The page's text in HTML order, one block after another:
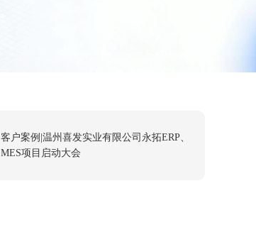
客户案例|温州喜发实业有限公司永拓ERP、
MES项目启动大会